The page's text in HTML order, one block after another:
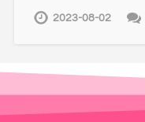
2023-08-02